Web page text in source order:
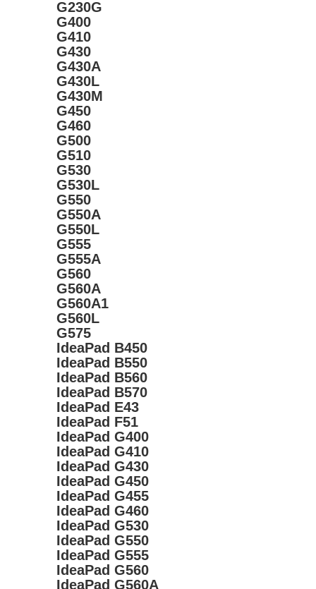
G230G
G400
G410
G430
G430A
G430L
G430M
G450
G460
G500
G510
G530
G530L
G550
G550A
G550L
G555
G555A
G560
G560A
G560A1
G560L
G575
IdeaPad B450
IdeaPad B550
IdeaPad B560
IdeaPad B570
IdeaPad E43
IdeaPad F51
IdeaPad G400
IdeaPad G410
IdeaPad G430
IdeaPad G450
IdeaPad G455
IdeaPad G460
IdeaPad G530
IdeaPad G550
IdeaPad G555
IdeaPad G560
IdeaPad G560A